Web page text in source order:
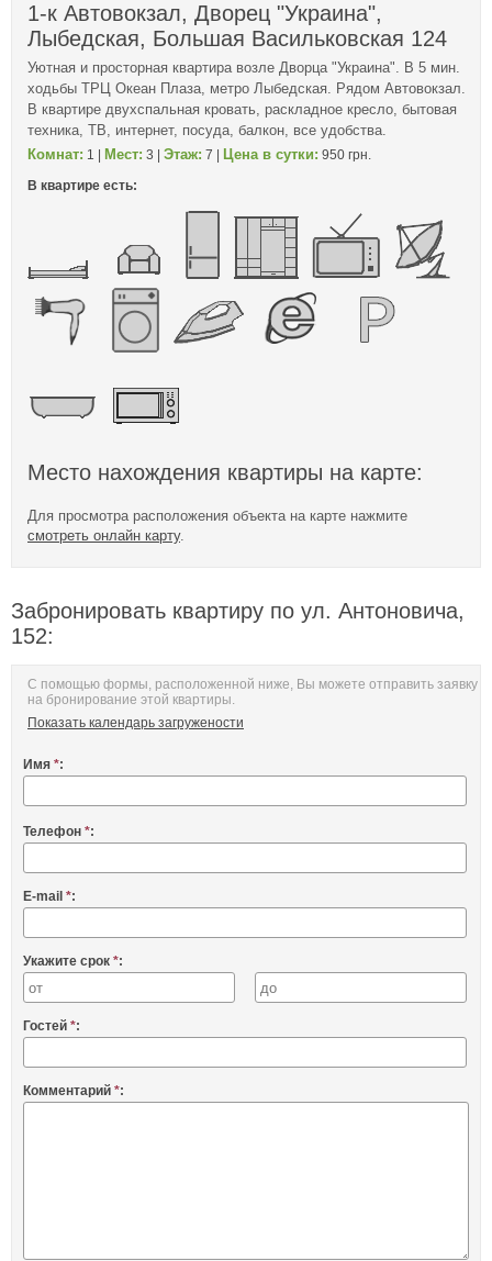
1-к Автовокзал, Дворец "Украина",
Лыбедская, Большая Васильковская 124
Уютная и просторная квартира возле Дворца "Украина". В 5 мин.
ходьбы ТРЦ Океан Плаза, метро Лыбедская. Рядом Автовокзал.
В квартире двухспальная кровать, раскладное кресло, бытовая
техника, ТВ, интернет, посуда, балкон, все удобства.
Комнат: 1 | Мест: 3 | Этаж: 7 | Цена в сутки: 950 грн.
В квартире есть:
Место нахождения квартиры на карте:
Для просмотра расположения объекта на карте нажмите
смотреть онлайн карту.
Забронировать квартиру по ул. Антоновича,
152:
С помощью формы, расположенной ниже, Вы можете отправить заявку
на бронирование этой квартиры.
Показать календарь загружености
Имя *:
Телефон *:
E-mail *:
Укажите срок *:
Гостей *:
Комментарий *: